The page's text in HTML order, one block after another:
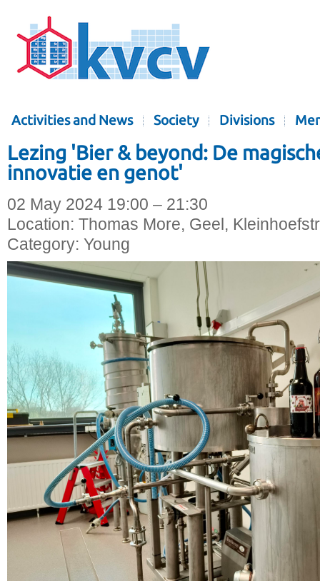
Activities and News Society Divisions
Lezing 'Bier & beyond: De
innovatie en genot'
02 May 2024 19:00 – 21:30
Location: Thomas More, Geel,
Category: Young